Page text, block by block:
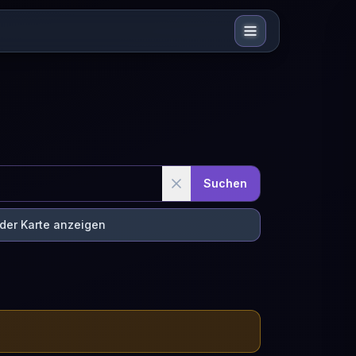
Suchen
Karte anzeigen